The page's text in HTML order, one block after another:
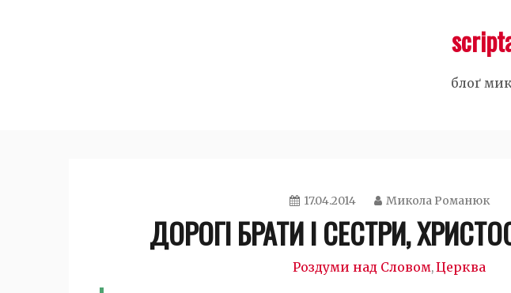
блоґ
17.04.2014 Микола Романюк
ДОРОГІ БРАТИ І СЕСТРИ,
Роздуми над Словом,Церква